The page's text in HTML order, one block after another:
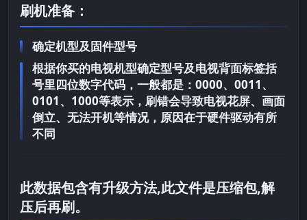
刷机准备：
确定机型及固件型号
根据你买的电视机型确定型号及电视背面标签括
号里四位数字代码，一般都是：0000、0011、
0101、1000等表示，刷错会导致电视花屏、画面
倒立、无法开机等情况，原因在于硬件驱动有所
不同
此数据包含有升级方法,此文件是压缩包,解
压后再刷。